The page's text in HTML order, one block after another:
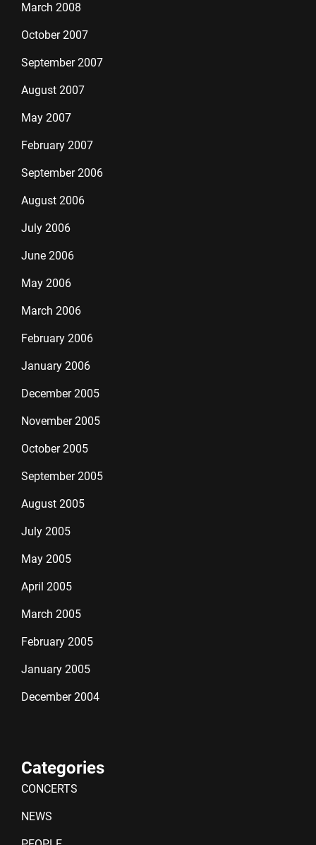
March 2008
October 2007
September 2007
August 2007
May 2007
February 2007
September 2006
August 2006
July 2006
June 2006
May 2006
March 2006
February 2006
January 2006
December 2005
November 2005
October 2005
September 2005
August 2005
July 2005
May 2005
April 2005
March 2005
February 2005
January 2005
December 2004
Categories
CONCERTS
NEWS